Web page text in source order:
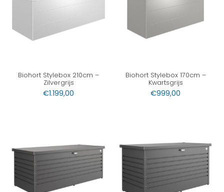
Biohort Stylebox 210cm –
Zilvergrijs
€1.199,00
Biohort Stylebox 170cm –
Kwartsgrijs
€999,00